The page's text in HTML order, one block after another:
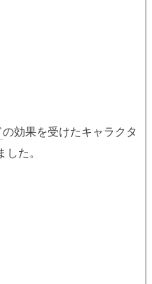
の効果を受けたキャラクタ
た。